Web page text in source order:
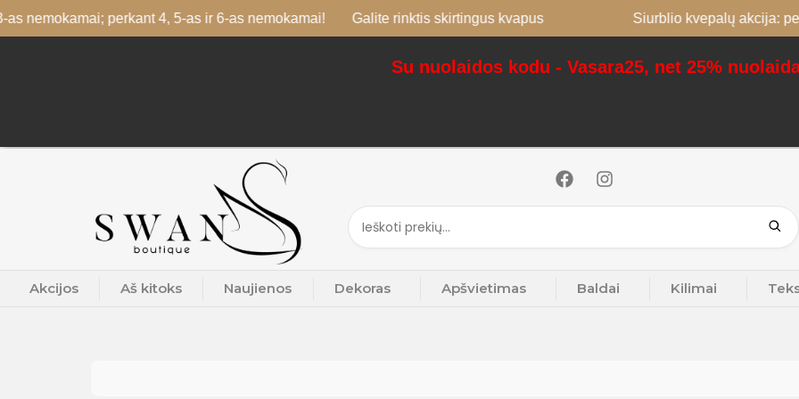
perkant 4, 5-as ir 6-as nemokamai! Galite rinktis skirtingus kvapus Siurblio kvepalų akcija:
Su nuolaidos kodu - Vasara25, net 25%
Akcijos Aš kitoks Naujienos Dekoras Apšvietimas Baldai Kilimai